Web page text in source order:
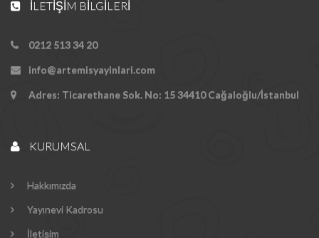
İLETIŞIM BILGILERI
0212 513 34 20
info@artemisyayinlari.com
Adres: Ticarethane Sok. No: 15 34410 Cağaloğlu/İstanbul
KURUMSAL
Hakkımızda
Yayınevi Kadrosu
İletişim